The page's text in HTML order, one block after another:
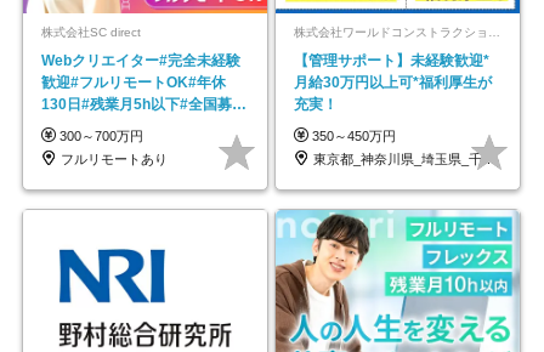
株式会社SC direct
Webクリエイター#完全未経験
歓迎#フルリモートOK#年休
130日#残業月5h以下#全国募集
#最大1年の研修
300～700万円
フルリモートあり
【管理サポート】未経験歓迎*
月給30万円以上可*福利厚生が
充実！
350～450万円
東京都_神奈川県_埼玉県_千葉県_大阪府…